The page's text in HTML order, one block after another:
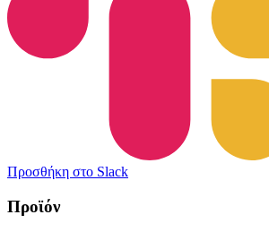
Προσθήκη στο Slack
Προϊόν